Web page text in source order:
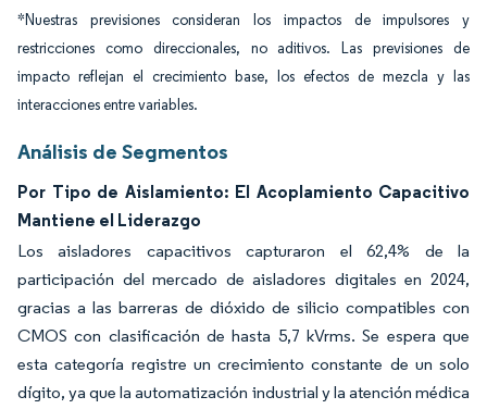
*Nuestras previsiones consideran los impactos de impulsores y
restricciones como direccionales, no aditivos. Las previsiones de
impacto reflejan el crecimiento base, los efectos de mezcla y las
interacciones entre variables.
Análisis de Segmentos
Por Tipo de Aislamiento: El Acoplamiento Capacitivo
Mantiene el Liderazgo
Los aisladores capacitivos capturaron el 62,4% de la
participación del mercado de aisladores digitales en 2024,
gracias a las barreras de dióxido de silicio compatibles con
CMOS con clasificación de hasta 5,7 kVrms. Se espera que
esta categoría registre un crecimiento constante de un solo
dígito, ya que la automatización industrial y la atención médica